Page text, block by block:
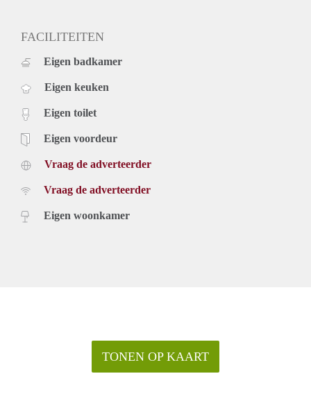
FACILITEITEN
Eigen badkamer
Eigen keuken
Eigen toilet
Eigen voordeur
Vraag de adverteerder
Vraag de adverteerder
Eigen woonkamer
TONEN OP KAART